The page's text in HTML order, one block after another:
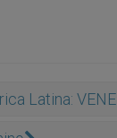
Latina: